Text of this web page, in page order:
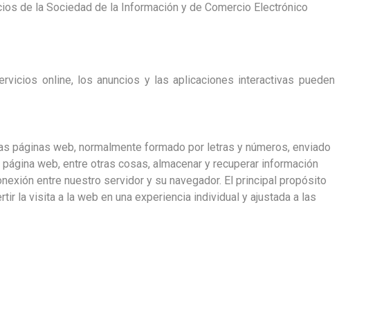
de la Sociedad de la Información y de Comercio Electrónico
online, los anuncios y las aplicaciones interactivas pueden
páginas web, normalmente formado por letras y números, enviado
web, entre otras cosas, almacenar y recuperar información
entre nuestro servidor y su navegador. El principal propósito
la visita a la web en una experiencia individual y ajustada a las